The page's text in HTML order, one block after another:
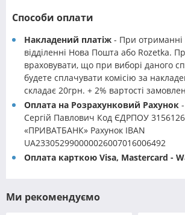
Способи оплати
Накладений платіж - При отриманні
відділенні Нова Пошта або Rozetka.
враховувати, що при виборі даного
будете сплачувати комісію за
складає 20грн. + 2% вартості
Оплата на Розрахунковий Рахунок
Сергій Павлович Код ЄДРПОУ
«ПРИВАТБАНК» Рахунок IBAN
UA233052990000026007016006492
Оплата карткою Visa, Mastercard -
Ми рекомендуємо